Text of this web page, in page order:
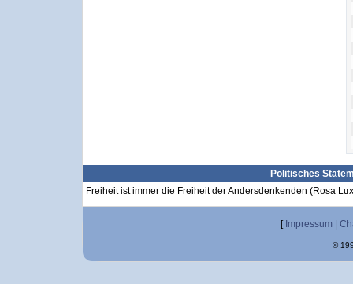
Politisches
Freiheit ist immer die Freiheit der Andersdenkenden (Rosa
[ Impressum
©